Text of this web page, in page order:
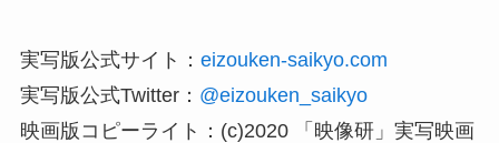
実写版公式サイト： eizouken-saikyo.com
実写版公式Twitter： @eizouken_saikyo
映画版コピーライト：(c)2020 「映像研」実写映画